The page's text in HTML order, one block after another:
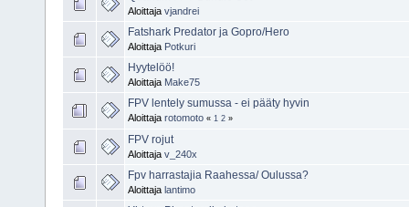
Aloittaja vjandrei
Fatshark Predator ja Gopro/Hero
Aloittaja Potkuri
Hyytelöö!
Aloittaja Make75
FPV lentely sumussa - ei pääty hyvin
Aloittaja rotomoto « 1 2 »
FPV rojut
Aloittaja v_240x
Fpv harrastajia Raahessa/ Oulussa?
Aloittaja lantimo